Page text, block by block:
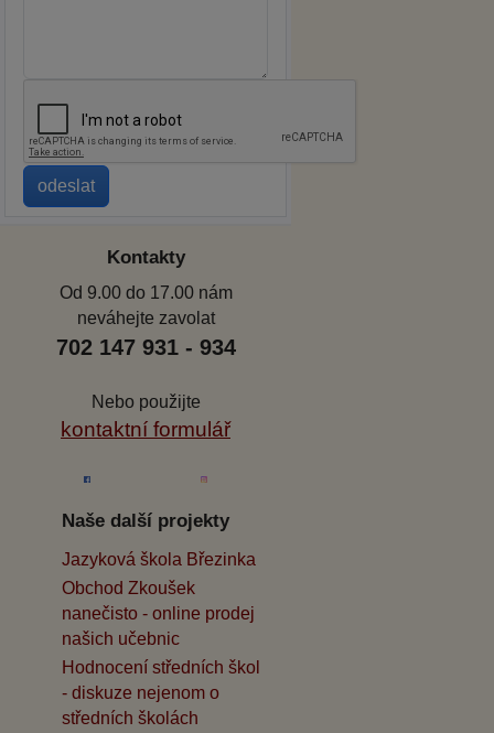
Kontakty
Od 9.00 do 17.00 nám
neváhejte zavolat
702 147 931 - 934
Nebo použijte
kontaktní formulář
Naše další projekty
Jazyková škola Březinka
Obchod Zkoušek
nanečisto - online prodej
našich učebnic
Hodnocení středních škol
- diskuze nejenom o
středních školách